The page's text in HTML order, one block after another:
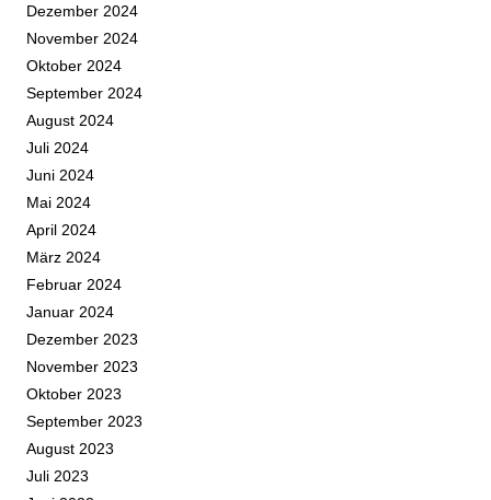
Dezember 2024
November 2024
Oktober 2024
September 2024
August 2024
Juli 2024
Juni 2024
Mai 2024
April 2024
März 2024
Februar 2024
Januar 2024
Dezember 2023
November 2023
Oktober 2023
September 2023
August 2023
Juli 2023